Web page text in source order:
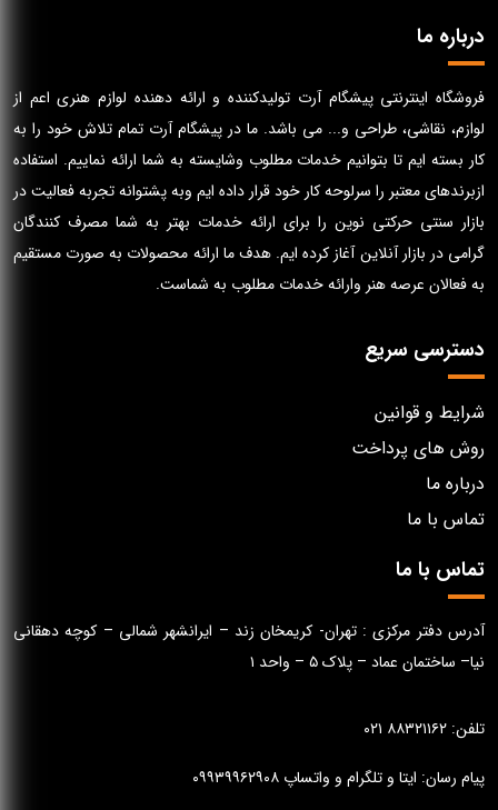
درباره ما
فروشگاه اینترنتی پیشگام آرت تولیدکننده و ارائه دهنده لوازم هنری اعم از
لوازم، نقاشی، طراحی و... می باشد. ما در پیشگام آرت تمام تلاش خود را به
کار بسته ایم تا بتوانیم خدمات مطلوب وشایسته به شما ارائه نماییم. استفاده
ازبرندهای معتبر را سرلوحه کار خود قرار داده ایم وبه پشتوانه تجربه فعالیت در
بازار سنتی حرکتی نوین را برای ارائه خدمات بهتر به شما مصرف کنندگان
گرامی در بازار آنلاین آغاز کرده ایم. هدف ما ارائه محصولات به صورت مستقیم
به فعالان عرصه هنر وارائه خدمات مطلوب به شماست.
دسترسی سریع
شرایط و قوانین
روش های پرداخت
درباره ما
تماس با ما
تماس با ما
آدرس دفتر مرکزی : تهران- کریمخان زند – ایرانشهر شمالی – کوچه دهقانی
نیا– ساختمان عماد – پلاک ۵ – واحد ۱
تلفن: ۸۸۳۲۱۱۶۲ ۰۲۱
پیام رسان: ایتا و تلگرام و واتساپ ۰۹۹۳۹۹۶۲۹۰۸